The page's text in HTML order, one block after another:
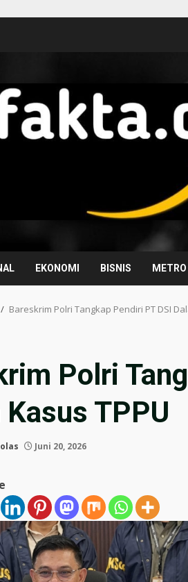
EKONOMI BISNIS
Bareskrim Polri Tangkap Pendiri PT DSI
Polri
Kasus TPPU
Juni 20, 2026